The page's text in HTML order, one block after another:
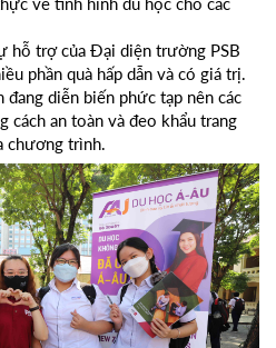
hỗ trợ của Đại diện trường PSB
phần quà hấp dẫn và có giá trị.
diễn biến phức tạp nên các
cách an toàn và đeo khẩu trang
chương trình.